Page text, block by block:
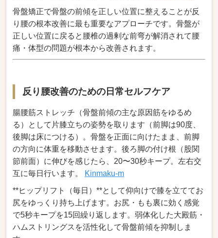
骨盤矯正で骨盤の前傾を正しい位置に整えることが反
り腰の根本改善に最も重要なアプローチです。骨盤が
正しい位置に戻ると腰椎の過剰な前弯が解消されて腰
痛・体型の問題が根本から改善されます。
反り腰改善のための日常セルフケア
腸腰筋ストレッチ（骨盤前傾の主な原因筋をゆるめ
る）として片膝立ちの姿勢を取ります（前脚は90度、
後脚は床につける）。骨盤を正面に向けたまま、前脚
の方向に体重を移動させます。後ろ脚の付け根（股関
節前面）に伸びを感じたら、20〜30秒キープ。左右交
互に毎日行います。
Kinmaku-m
**ヒップリフト（毎日）**として仰向けで膝を立ててお
尻をゆっくり持ち上げます。お尻・もも裏に効く感覚
で5秒キープを15回繰り返します。弱体化した大殿筋・
ハムストリングスを活性化して骨盤前傾を抑制しま